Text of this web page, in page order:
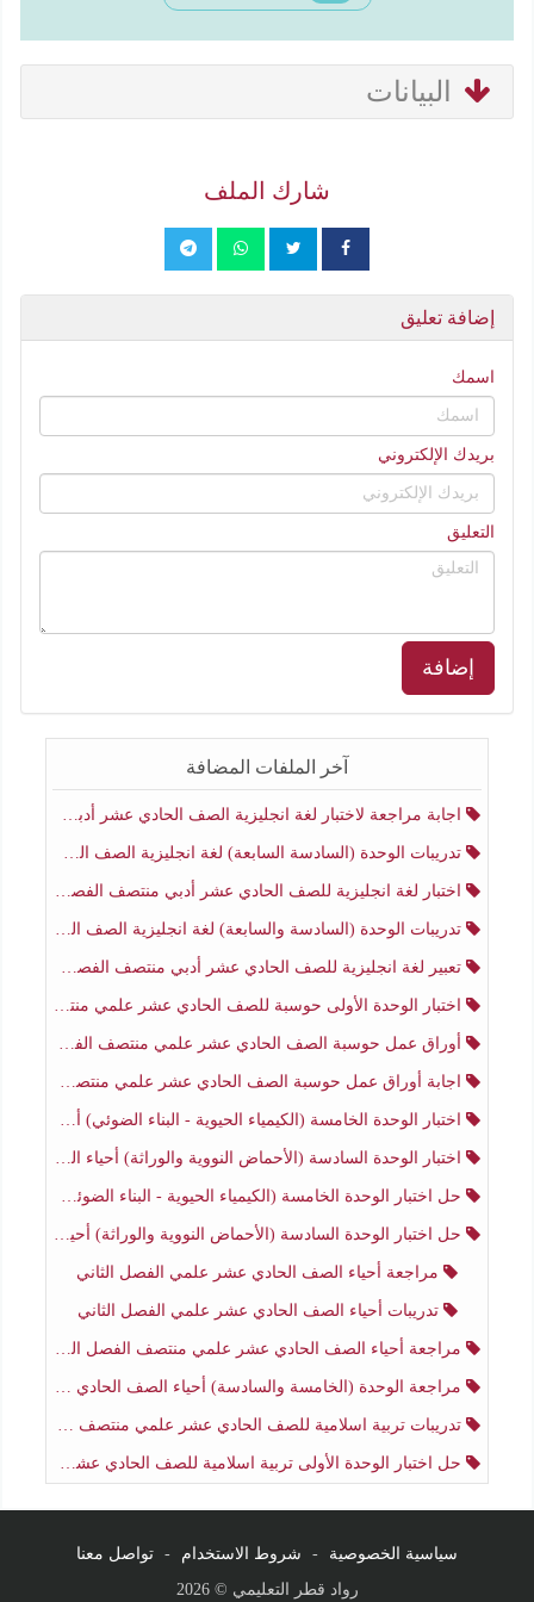
البيانات
شارك الملف
إضافة تعليق
اسمك
بريدك الإلكتروني
التعليق
إضافة
آخر الملفات المضافة
اجابة مراجعة لاختبار لغة انجليزية الصف الحادي عشر أدبي منتصف الفصل الثاني
تدريبات الوحدة (السادسة السابعة) لغة انجليزية الصف الحادي عشر أدبي منتصف الفصل الثاني
اختبار لغة انجليزية للصف الحادي عشر أدبي منتصف الفصل الثاني
تدريبات الوحدة (السادسة والسابعة) لغة انجليزية الصف الحادي عشر أدبي الفصل الثاني
تعبير لغة انجليزية للصف الحادي عشر أدبي منتصف الفصل الثاني
اختبار الوحدة الأولى حوسبة للصف الحادي عشر علمي منتصف الفصل الثاني
أوراق عمل حوسبة الصف الحادي عشر علمي منتصف الفصل الثاني
اجابة أوراق عمل حوسبة الصف الحادي عشر علمي منتصف الفصل الثاني
اختبار الوحدة الخامسة (الكيمياء الحيوية - البناء الضوئي) أحياء الصف الحادي عشر علمي الفصل الثاني
اختبار الوحدة السادسة (الأحماض النووية والوراثة) أحياء الصف الحادي عشر علمي منتصف الفصل الثاني
حل اختبار الوحدة الخامسة (الكيمياء الحيوية - البناء الضوئي) أحياء الصف الحادي عشر علمي الفصل الثاني
حل اختبار الوحدة السادسة (الأحماض النووية والوراثة) أحياء الصف الحادي عشر علمي منتصف الفصل الثاني
مراجعة أحياء الصف الحادي عشر علمي الفصل الثاني
تدريبات أحياء الصف الحادي عشر علمي الفصل الثاني
مراجعة أحياء الصف الحادي عشر علمي منتصف الفصل الثاني
مراجعة الوحدة (الخامسة والسادسة) أحياء الصف الحادي عشر علمي منتصف الفصل الثاني
تدريبات تربية اسلامية للصف الحادي عشر علمي منتصف الفصل الثاني
حل اختبار الوحدة الأولى تربية اسلامية للصف الحادي عشر علمي منتصف الفصل الثاني
سياسية الخصوصية - شروط الاستخدام - تواصل معنا
رواد قطر التعليمي © 2026